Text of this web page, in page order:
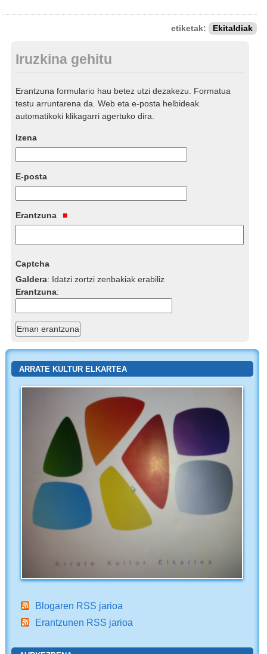
etiketak: Ekitaldiak
Iruzkina gehitu
Erantzuna formulario hau betez utzi dezakezu. Formatua
testu arruntarena da. Web eta e-posta helbideak
automatikoki klikagarri agertuko dira.
Izena
E-posta
Erantzuna
Captcha
Galdera: Idatzi zortzi zenbakiak erabiliz
Erantzuna:
ARRATE KULTUR ELKARTEA
Blogaren RSS jarioa
Erantzunen RSS jarioa